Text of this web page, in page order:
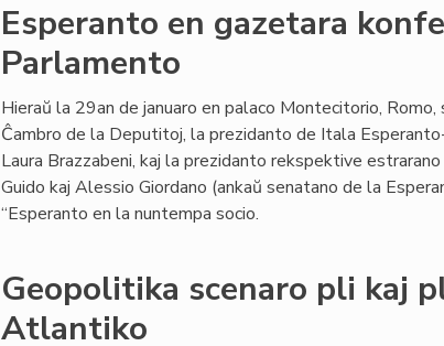
Esperanto en gazetara
Parlamento
Hieraŭ la 29an de januaro en palaco Montecitorio,
Ĉambro de la Deputitoj, la prezidanto de Itala
Laura Brazzabeni, kaj la prezidanto rekspektive
Guido kaj Alessio Giordano (ankaŭ senatano de la
“Esperanto en la nuntempa socio.
Geopolitika scenaro pli kaj
Atlantiko